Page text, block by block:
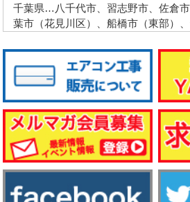
千葉県…八千代市、習志野市、佐倉
葉市（花見川区）、船橋市（東部）、